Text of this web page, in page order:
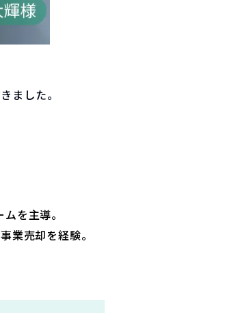
ました。
を主導。
業売却を経験。